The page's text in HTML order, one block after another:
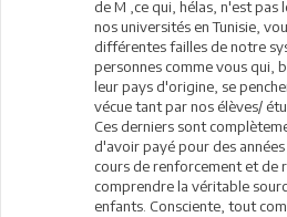
de M ,ce qui, hélas, n'est pas
nos universités en Tunisie,
différentes failles de notre
personnes comme vous qui,
leur pays d'origine, se
vécue tant par nos élèves/
Ces derniers sont
d'avoir payé pour des
cours de renforcement et de
comprendre la véritable
enfants. Consciente, tout